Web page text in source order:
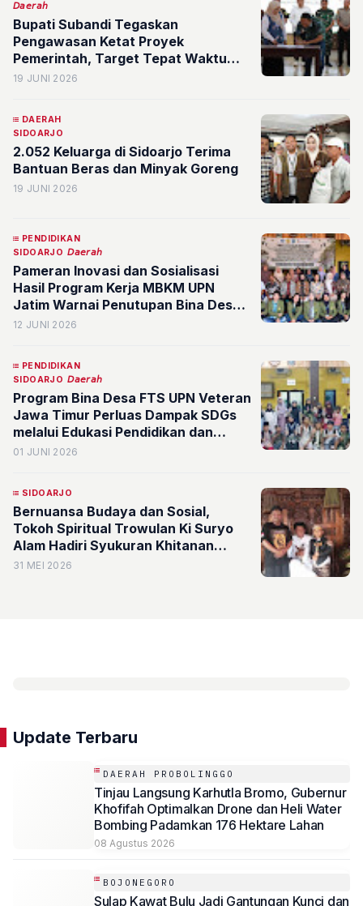
𝘋𝘢𝘦𝘳𝘢𝘩
Bupati Subandi Tegaskan
Pengawasan Ketat Proyek
Pemerintah, Target Tepat Waktu
dan Berkualitas
19 JUNI 2026
DAERAH
SIDOARJO
2.052 Keluarga di Sidoarjo Terima
Bantuan Beras dan Minyak Goreng
19 JUNI 2026
PENDIDIKAN
SIDOARJO 𝘋𝘢𝘦𝘳𝘢𝘩
Pameran Inovasi dan Sosialisasi
Hasil Program Kerja MBKM UPN
Jatim Warnai Penutupan Bina Desa
dalam Mendukung SDGs 9 dan 12
12 JUNI 2026
PENDIDIKAN
SIDOARJO 𝘋𝘢𝘦𝘳𝘢𝘩
Program Bina Desa FTS UPN Veteran
Jawa Timur Perluas Dampak SDGs
melalui Edukasi Pendidikan dan
Pemeriksaan Gigi Gratis
01 JUNI 2026
SIDOARJO
Bernuansa Budaya dan Sosial,
Tokoh Spiritual Trowulan Ki Suryo
Alam Hadiri Syukuran Khitanan
Putra Nyai Wali Ida Rofi
31 MEI 2026
Update Terbaru
DAERAH PROBOLINGGO
Tinjau Langsung Karhutla Bromo, Gubernur
Khofifah Optimalkan Drone dan Heli Water
Bombing Padamkan 176 Hektare Lahan
08 Agustus 2026
BOJONEGORO
Sulap Kawat Bulu Jadi Gantungan Kunci dan